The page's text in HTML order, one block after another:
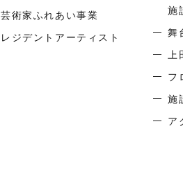
芸術家ふれあい事業
レジデントアーティスト
施
舞
フ
施
ア